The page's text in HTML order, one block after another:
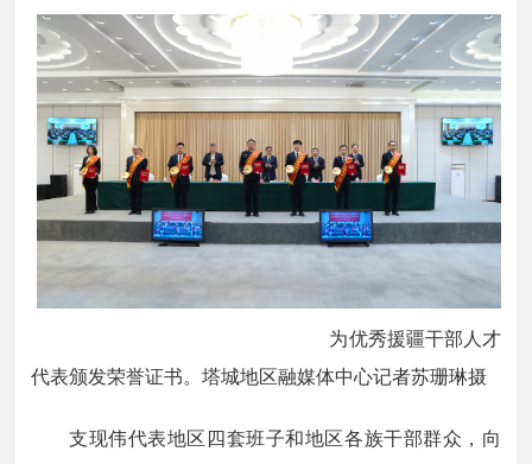
为优秀援疆干部人才
代表颁发荣誉证书。塔城地区融媒体中心记者苏珊琳摄
支现伟代表地区四套班子和地区各族干部群众，向